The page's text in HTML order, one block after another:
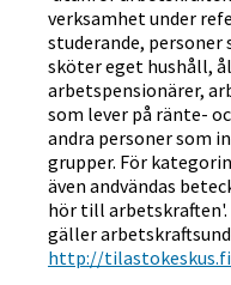
verksamhet under
studerande,
sköter eget hushåll,
arbetspensionärer,
som lever på ränte-
andra personer som
grupper. För
även andvändas
hör till arbetskraften'.
gäller
http://